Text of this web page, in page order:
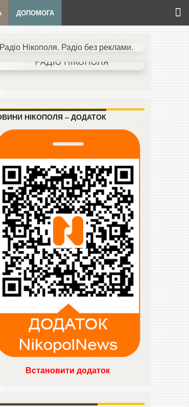
ДОПОМОГА
НІКОПОЛЯ – ДОДАТОК
Встановити додаток